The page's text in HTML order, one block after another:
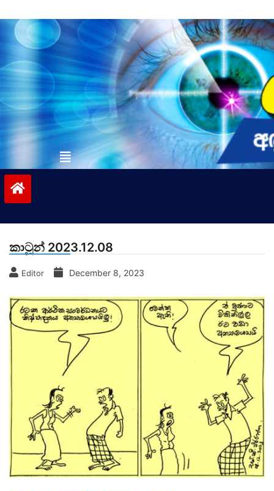
to
contentvinivida.lk
කාටූන් 2023.12.08
Editor December 8, 2023